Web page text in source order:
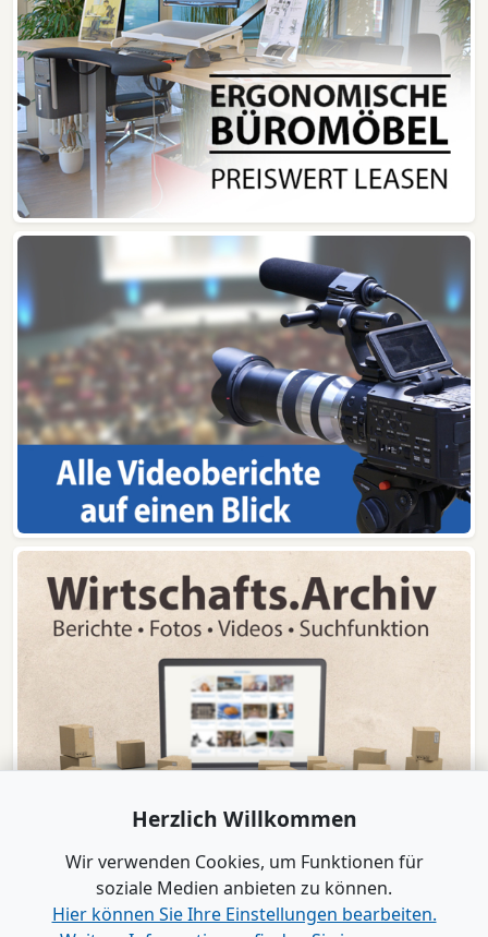
Herzlich Willkommen
Wir verwenden Cookies, um Funktionen für
soziale Medien anbieten zu können.
Hier können Sie Ihre Einstellungen bearbeiten.